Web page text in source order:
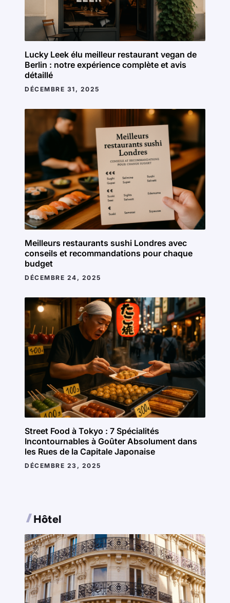
Lucky Leek élu meilleur restaurant vegan de
Berlin : notre expérience complète et avis
détaillé
DÉCEMBRE 31, 2025
Meilleurs restaurants sushi Londres avec
conseils et recommandations pour chaque
budget
DÉCEMBRE 24, 2025
Street Food à Tokyo : 7 Spécialités
Incontournables à Goûter Absolument dans
les Rues de la Capitale Japonaise
DÉCEMBRE 23, 2025
Hôtel